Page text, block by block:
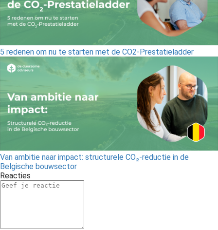
5 redenen om nu te starten met de CO2-Prestatieladder
Van ambitie naar impact: structurele CO₂-reductie in de
Belgische bouwsector
Reacties